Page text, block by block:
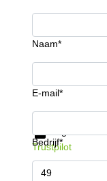
Naam*
E-mail*
Bedrijf*
Krijg informatie
Trustpilot